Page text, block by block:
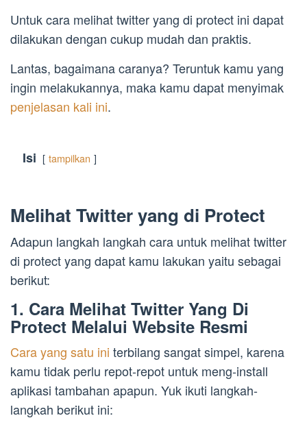
Untuk cara melihat twitter yang di protect ini dapat
dilakukan dengan cukup mudah dan praktis.
Lantas, bagaimana caranya? Teruntuk kamu yang
ingin melakukannya, maka kamu dapat menyimak
penjelasan kali ini.
Isi tampilkan
Melihat Twitter yang di Protect
Adapun langkah langkah cara untuk melihat twitter
di protect yang dapat kamu lakukan yaitu sebagai
berikut:
1. Cara Melihat Twitter Yang Di
Protect Melalui Website Resmi
Cara yang satu ini terbilang sangat simpel, karena
kamu tidak perlu repot-repot untuk meng-install
aplikasi tambahan apapun. Yuk ikuti langkah-
langkah berikut ini: